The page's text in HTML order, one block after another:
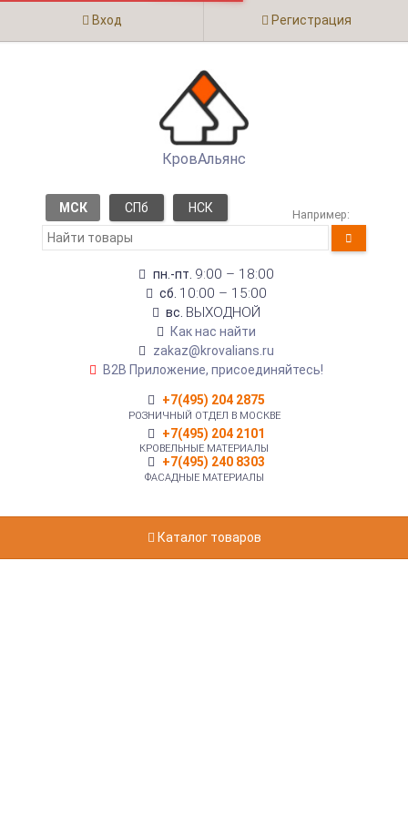
Вход Регистрация
КровАльянс
МСК СПб НСК Например:
пн.-пт. 9:00 – 18:00
сб. 10:00 – 15:00
вс. ВЫХОДНОЙ
Как нас найти
zakaz@krovalians.ru
B2B Приложение, присоединяйтесь!
+7(495) 204 2875
РОЗНИЧНЫЙ ОТДЕЛ В МОСКВЕ
+7(495) 204 2101
КРОВЕЛЬНЫЕ МАТЕРИАЛЫ
+7(495) 240 8303
ФАСАДНЫЕ МАТЕРИАЛЫ
Каталог товаров